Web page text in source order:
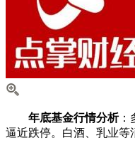
年底基金行情分析：
逼近跌停。白酒、乳业等